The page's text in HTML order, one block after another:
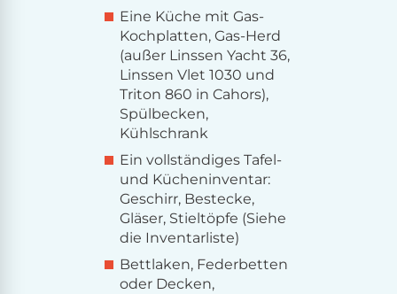
Eine Küche mit Gas-
Kochplatten, Gas-Herd
(außer Linssen Yacht 36,
Linssen Vlet 1030 und
Triton 860 in Cahors),
Spülbecken,
Kühlschrank
Ein vollständiges Tafel-
und Kücheninventar:
Geschirr, Bestecke,
Gläser, Stieltöpfe (Siehe
die Inventarliste)
Bettlaken, Federbetten
oder Decken,